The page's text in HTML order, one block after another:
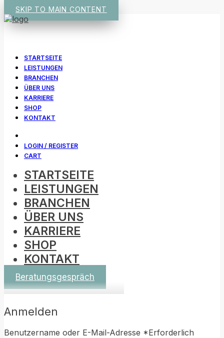
SKIP TO MAIN CONTENT
STARTSEITE
LEISTUNGEN
BRANCHEN
ÜBER UNS
KARRIERE
SHOP
KONTAKT
LOGIN / REGISTER
CART
STARTSEITE
LEISTUNGEN
BRANCHEN
ÜBER UNS
KARRIERE
SHOP
KONTAKT
Beratungsgespräch
Anmelden
Benutzername oder E-Mail-Adresse *Erforderlich